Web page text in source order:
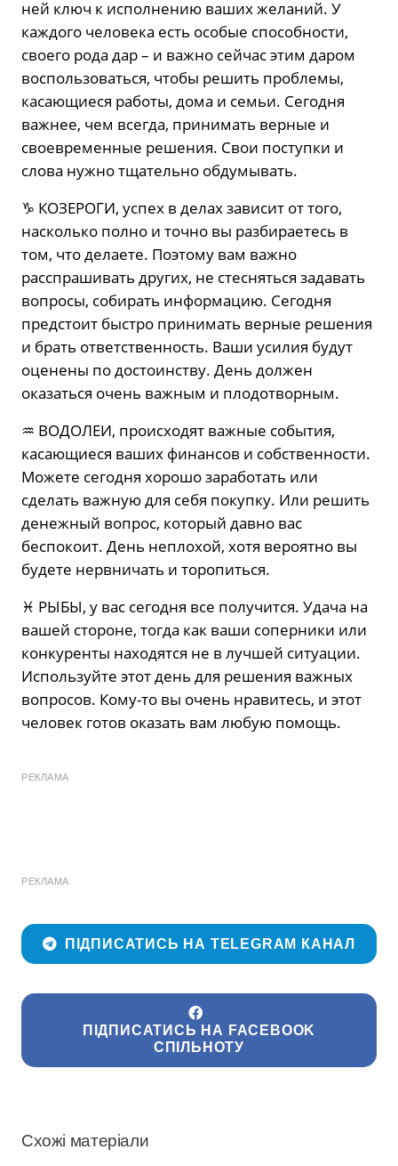
ней ключ к исполнению ваших желаний. У
каждого человека есть особые способности,
своего рода дар – и важно сейчас этим даром
воспользоваться, чтобы решить проблемы,
касающиеся работы, дома и семьи. Сегодня
важнее, чем всегда, принимать верные и
своевременные решения. Свои поступки и
слова нужно тщательно обдумывать.
♑️ КОЗЕРОГИ, успех в делах зависит от того,
насколько полно и точно вы разбираетесь в
том, что делаете. Поэтому вам важно
расспрашивать других, не стесняться задавать
вопросы, собирать информацию. Сегодня
предстоит быстро принимать верные решения
и брать ответственность. Ваши усилия будут
оценены по достоинству. День должен
оказаться очень важным и плодотворным.
♒️ ВОДОЛЕИ, происходят важные события,
касающиеся ваших финансов и собственности.
Можете сегодня хорошо заработать или
сделать важную для себя покупку. Или решить
денежный вопрос, который давно вас
беспокоит. День неплохой, хотя вероятно вы
будете нервничать и торопиться.
♓️ РЫБЫ, у вас сегодня все получится. Удача на
вашей стороне, тогда как ваши соперники или
конкуренты находятся не в лучшей ситуации.
Используйте этот день для решения важных
вопросов. Кому-то вы очень нравитесь, и этот
человек готов оказать вам любую помощь.
РЕКЛАМА
РЕКЛАМА
ПІДПИСАТИСЬ НА TELEGRAM КАНАЛ
ПІДПИСАТИСЬ НА FACEBOOK
СПІЛЬНОТУ
Схожі матеріали